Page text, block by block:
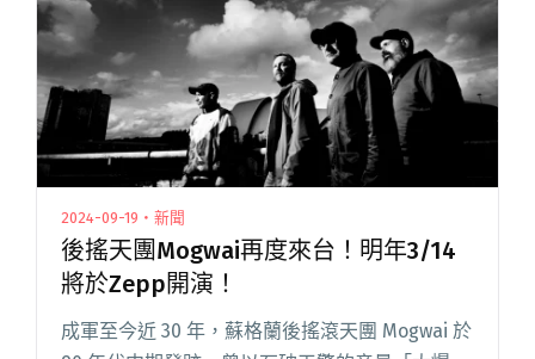
音樂總監"
2024-09-19・新聞
後搖天團Mogwai再度來台！明年3/14
將於Zepp開演！
成軍至今近 30 年，蘇格蘭後搖滾天團 Mogwai 於